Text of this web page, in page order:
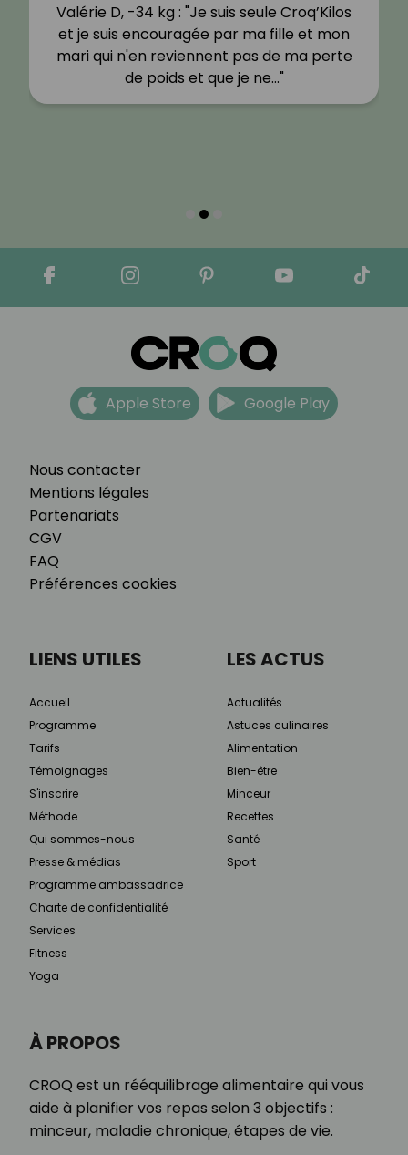
Valérie D, -34 kg : "Je suis seule Croq’Kilos
et je suis encouragée par ma fille et mon
mari qui n'en reviennent pas de ma perte
de poids et que je ne…"
Nous contacter
Mentions légales
Partenariats
CGV
FAQ
Préférences cookies
Apple Store Google Play
À PROPOS
CROQ est un rééquilibrage alimentaire qui vous
aide à planifier vos repas selon 3 objectifs :
minceur, maladie chronique, étapes de vie.
LIENS UTILES
Accueil
Programme
Tarifs
Témoignages
S'inscrire
Méthode
Qui sommes-nous
Presse & médias
Programme ambassadrice
Charte de confidentialité
Services
Fitness
Yoga
LES ACTUS
Actualités
Astuces culinaires
Alimentation
Bien-être
Minceur
Recettes
Santé
Sport